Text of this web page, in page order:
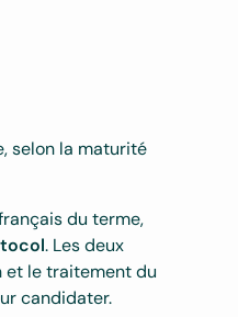
selon la maturité
du terme,
. Les deux
et le traitement du
candidater.